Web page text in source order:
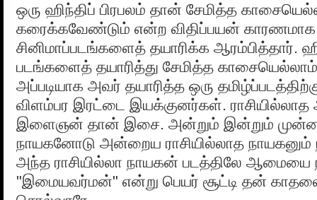
ஒரு ஹிந்திப் பிரபலம் தான் சேமித்த
கரைக்கவேண்டும் என்ற விதிப்பயன் காரணமாக
சினிமாப்படங்களைத் தயாரிக்க ஆரம்பித்தார்.
படங்களைத் தயாரித்து சேமித்த
அப்படியாக அவர் தயாரித்த ஒரு
விளம்பர இரட்டை இயக்குனர்கள். ராசியில்லாத
இளைஞன் தான் இசை. அன்றும் இன்றும்
நாயகனோடு அன்றைய ராசியில்லாத நாயகனும்
அந்த ராசியில்லா நாயகன் படத்திலே
"இமையவர்மன்" என்று பெயர் சூட்டி தன்